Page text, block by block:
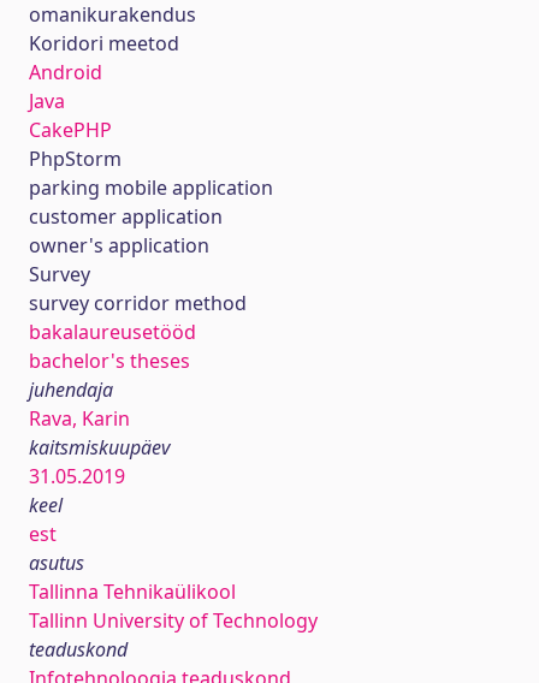
omanikurakendus
Koridori meetod
Android
Java
CakePHP
PhpStorm
parking mobile application
customer application
owner's application
Survey
survey corridor method
bakalaureusetööd
bachelor's theses
juhendaja
Rava, Karin
kaitsmiskuupäev
31.05.2019
keel
est
asutus
Tallinna Tehnikaülikool
Tallinn University of Technology
teaduskond